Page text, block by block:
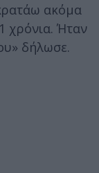
ακόμα
χρόνια. Ήταν
δήλωσε.